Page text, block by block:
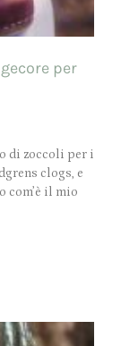
per
di zoccoli per i
clogs, e
com’è il mio